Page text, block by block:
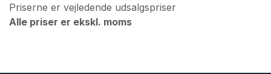
Priserne er vejledende udsalgspriser
Alle priser er ekskl. moms